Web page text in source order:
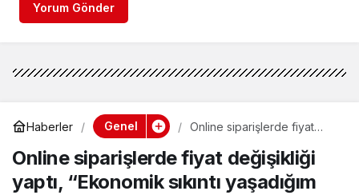
Yorum Gönder
Haberler Genel
Online siparişlerde fiyat
sıkıntı yaşadığım için suç
işledim” dedi
Online siparişlerde fiyat değişikliği
yaptı, “Ekonomik sıkıntı yaşadığım